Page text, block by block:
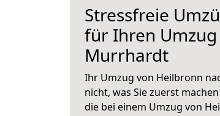
Stressfreie
für Ihren
Murrhardt
Ihr Umzug von Heilbronn
nicht, was Sie zuerst
die bei einem Umzug von